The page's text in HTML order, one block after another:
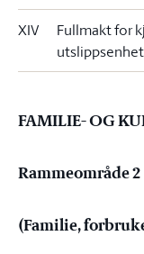
XIV
Fullmakt for
FAMILIE- OG
Rammeområde 2
(Familie,